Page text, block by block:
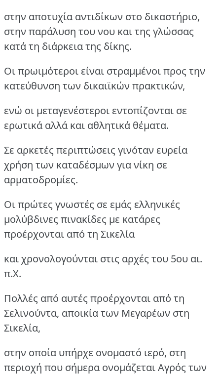
στην αποτυχία αντιδίκων στο δικαστήριο,
στην παράλυση του νου και της γλώσσας
κατά τη διάρκεια της δίκης.
Οι πρωιμότεροι είναι στραμμένοι προς την
κατεύθυνση των δικαιϊκών πρακτικών,
ενώ οι μεταγενέστεροι εντοπίζονται σε
ερωτικά αλλά και αθλητικά θέματα.
Σε αρκετές περιπτώσεις γινόταν ευρεία
χρήση των καταδέσμων για νίκη σε
αρματοδρομίες.
Οι πρώτες γνωστές σε εμάς ελληνικές
μολύβδινες πινακίδες με κατάρες
προέρχονται από τη Σικελία
και χρονολογούνται στις αρχές του 5ου αι.
π.Χ.
Πολλές από αυτές προέρχονται από τη
Σελινούντα, αποικία των Μεγαρέων στη
Σικελία,
στην οποία υπήρχε ονομαστό ιερό, στη
περιοχή που σήμερα ονομάζεται Αγρός των